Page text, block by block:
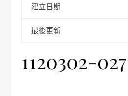
建立日期
最後更新
1120302-